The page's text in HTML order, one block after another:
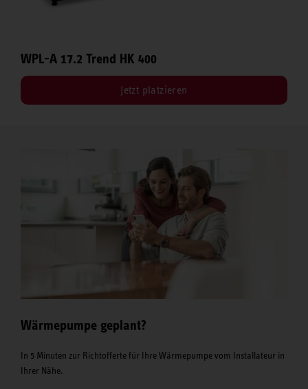
WPL-A 17.2 Trend HK 400
Jetzt platzieren
Wärmepumpe geplant?
In 5 Minuten zur Richtofferte für Ihre Wärmepumpe vom Installateur in
Ihrer Nähe.